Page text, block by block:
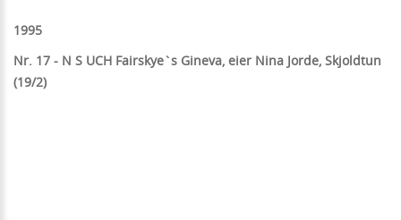
1995
Nr. 17 - N S UCH Fairskye`s Gineva, eier Nina Jorde, Skjoldtun
(19/2)